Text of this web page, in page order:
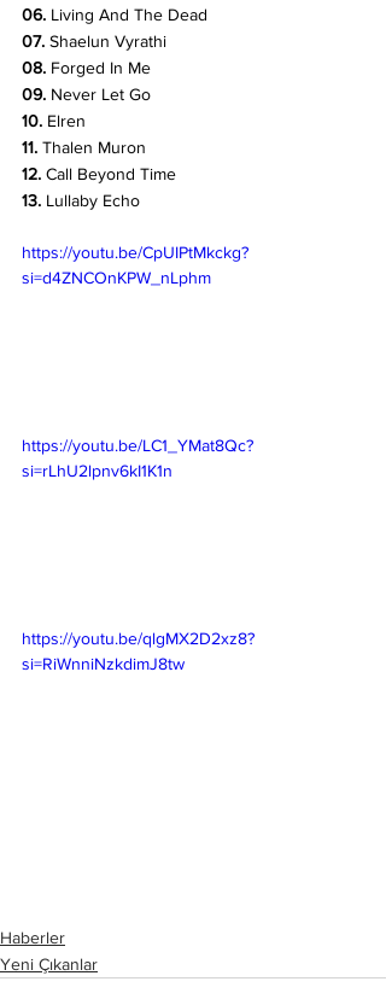
06. Living And The Dead
07. Shaelun Vyrathi
08. Forged In Me
09. Never Let Go
10. Elren
11. Thalen Muron
12. Call Beyond Time
13. Lullaby Echo
https://youtu.be/CpUIPtMkckg?
si=d4ZNCOnKPW_nLphm
https://youtu.be/LC1_YMat8Qc?
si=rLhU2lpnv6kI1K1n
https://youtu.be/qlgMX2D2xz8?
si=RiWnniNzkdimJ8tw
Haberler
Yeni Çıkanlar